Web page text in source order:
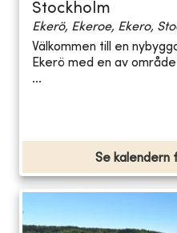
Stockholm
Ekerö, Ekeroe, Ekero,
Välkommen till en
Ekerö med en av
...
Se kalendern